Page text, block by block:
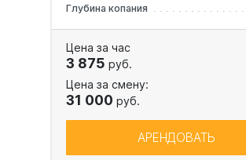
Глубина копания
Цена за час
3 875 руб.
Цена за смену:
31 000 руб.
АРЕНДОВАТЬ